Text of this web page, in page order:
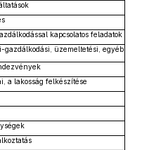
kapcsolatos feladatok
üzemeltetési, egyéb
a lakosság felkészítése